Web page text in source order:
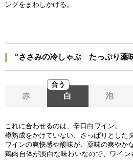
ングをまわしかける。
“ささみの冷しゃぶ たっぷり薬
赤
合う
白 泡
これに合わせるのは、辛口白ワイン。
樽熟成をかけていない、さっぱりとした
ワインの爽快感や酸味が、薬味の爽やか
鶏肉自体が淡白な味わいなので、ワイン